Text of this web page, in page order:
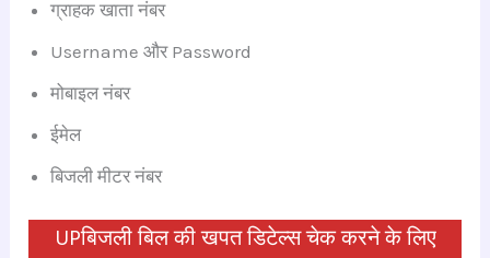
ग्राहक खाता नंबर
Username और Password
मोबाइल नंबर
ईमेल
बिजली मीटर नंबर
UPबिजली बिल की खपत डिटेल्स चेक करने के लिए